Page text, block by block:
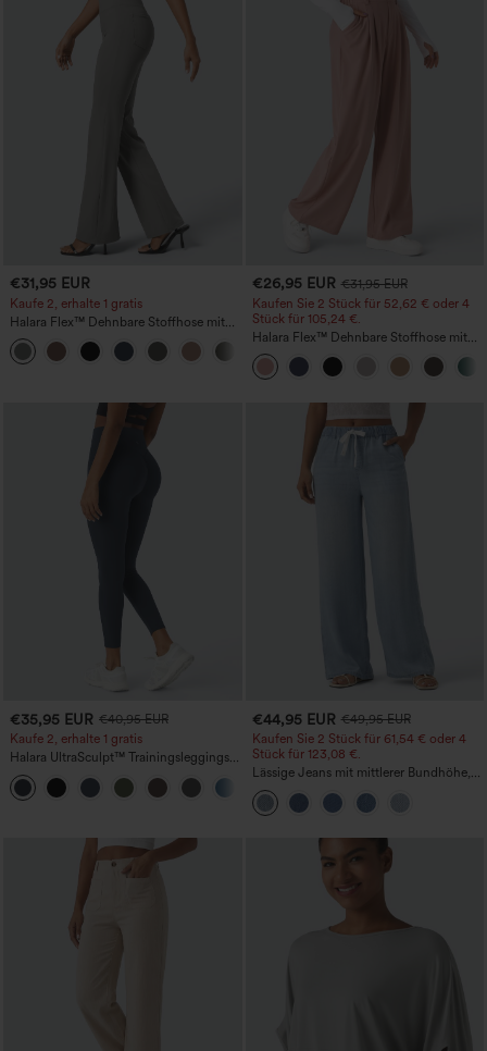
€31,95 EUR
Kaufe 2, erhalte 1 gratis
Halara Flex™ Dehnbare Stoffhose mit
hohem Bund und Seitentasche hinten
€26,95 EUR €31,95 EUR
Kaufen Sie 2 Stück für 52,62 € oder 4
Stück für 105,24 €.
Halara Flex™ Dehnbare Stoffhose mit
hohem Bund, Waffelmuster,
Seitentaschen und weitem Bein
€35,95 EUR €40,95 EUR
Kaufe 2, erhalte 1 gratis
Halara UltraSculpt™ Trainingsleggings
mit hohem Bund – raffende Push-up-
Po-Form, Bauchkontrolle, Taschen und
formende Passform
€44,95 EUR €49,95 EUR
Kaufen Sie 2 Stück für 61,54 € oder 4
Stück für 123,08 €.
Lässige Jeans mit mittlerer Bundhöhe,
Kordelzug und Taschen